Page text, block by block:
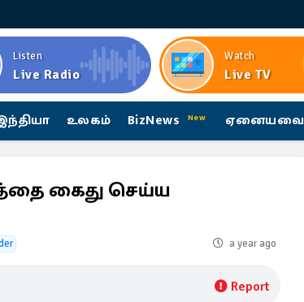
Listen
Live Radio
Watch
Live TV
உலகம் BizNews New ஏனையவை
கைது செய்ய
a year ago
Report